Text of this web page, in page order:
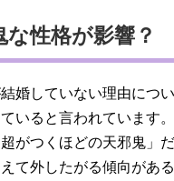
性格が影響？
婚していない理由につ
いると言われています。
がつくほどの天邪鬼」
て外したがる傾向がある